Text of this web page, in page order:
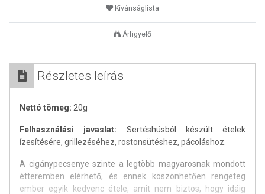
Kívánságlista
Árfigyelő
Részletes leírás
Nettó tömeg: 20g
Felhasználási javaslat: Sertéshúsból készült ételek
ízesítésére, grillezéséhez, rostonsütéshez, pácoláshoz.
A cigánypecsenye szinte a legtöbb magyarosnak mondott
étteremben elérhető, és ennek köszönhetően rengeteg
ember egyik kedvenc étele, amit nem biztos, hogy idáig